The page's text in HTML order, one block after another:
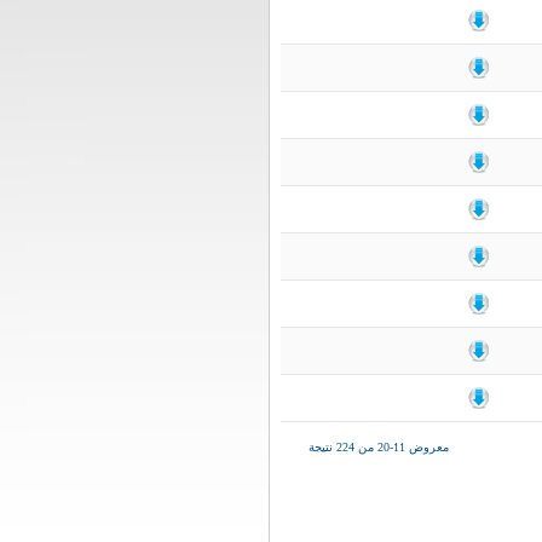
معروض 11-20 من 224 نتيجة